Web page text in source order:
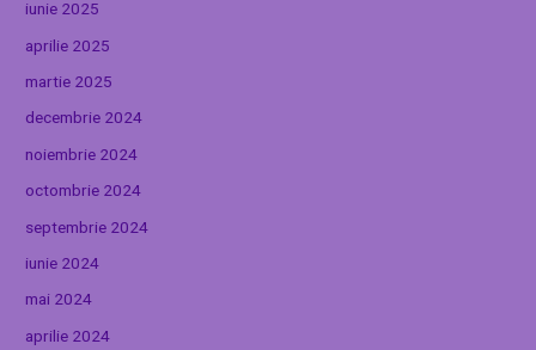
iunie 2025
aprilie 2025
martie 2025
decembrie 2024
noiembrie 2024
octombrie 2024
septembrie 2024
iunie 2024
mai 2024
aprilie 2024